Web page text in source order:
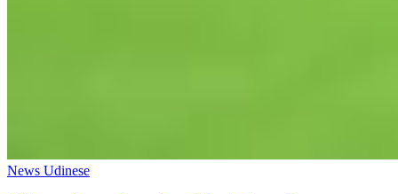
News Udinese